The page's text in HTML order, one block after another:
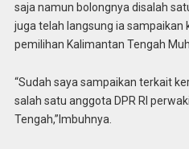
saja namun bolongnya disalah
juga telah langsung ia sampaikan
pemilihan Kalimantan Tengah
“Sudah saya sampaikan terkait
salah satu anggota DPR RI
Tengah,”Imbuhnya.